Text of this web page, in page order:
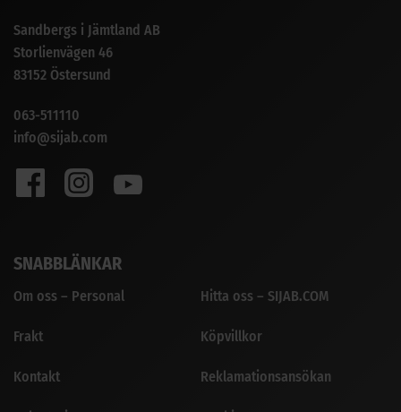
Sandbergs i Jämtland AB
Storlienvägen 46
83152 Östersund
063-511110
info@sijab.com
SNABBLÄNKAR
Om oss – Personal
Frakt
Kontakt
Hitta oss – SIJAB.COM
Köpvillkor
Reklamationsansökan